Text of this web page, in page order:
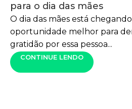
para o dia das mães
O dia das mães está
oportunidade melhor para
gratidão por essa pessoa...
CONTINUE LENDO